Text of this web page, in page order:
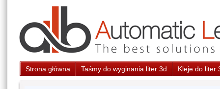
Strona główna Taśmy do wyginania liter 3d Kleje do liter